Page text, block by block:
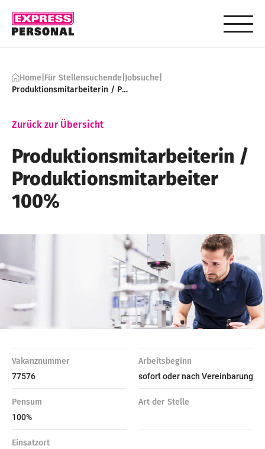
Home|Für Stellensuchende|Jobsuche|
Produktionsmitarbeiterin / Produktionsmitarbeiter 100%
Zurück zur Übersicht
Produktionsmitarbeiterin ​/
Produktionsmitarbeiter
100%
Vakanznummer
77576
Arbeitsbeginn
sofort oder nach Vereinbarung
Pensum
100%
Art der Stelle
Einsatzort